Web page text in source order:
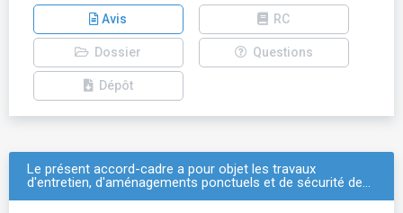
Avis RC
Dossier Questions
Dépôt
Le présent accord-cadre a pour objet les travaux
d'entretien, d'aménagements ponctuels et de sécurité de…